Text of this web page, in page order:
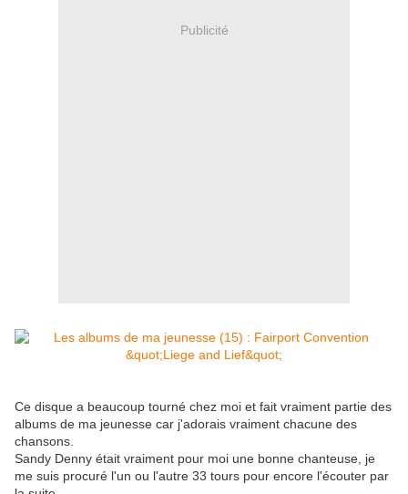
Publicité
Ce disque a beaucoup tourné chez moi et fait vraiment partie des
albums de ma jeunesse car j'adorais vraiment chacune des
chansons.
Sandy Denny était vraiment pour moi une bonne chanteuse, je
me suis procuré l'un ou l'autre 33 tours pour encore l'écouter par